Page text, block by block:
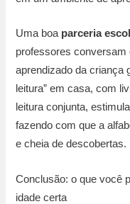
Uma boa parceria
professores
aprendizado da criança
leitura” em casa, com
leitura conjunta,
fazendo com que a
e cheia de descobertas.
Conclusão: o que você
idade certa